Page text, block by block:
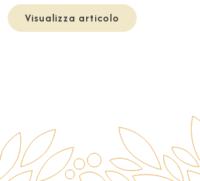
Visualizza articolo